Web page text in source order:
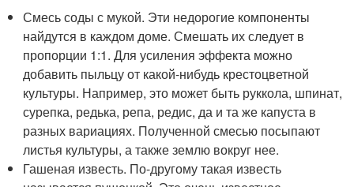
Смесь соды с мукой. Эти недорогие компоненты
найдутся в каждом доме. Смешать их следует в
пропорции 1:1. Для усиления эффекта можно
добавить пыльцу от какой-нибудь крестоцветной
культуры. Например, это может быть руккола, шпинат,
сурепка, редька, репа, редис, да и та же капуста в
разных вариациях. Полученной смесью посыпают
листья культуры, а также землю вокруг нее.
Гашеная известь. По-другому такая известь